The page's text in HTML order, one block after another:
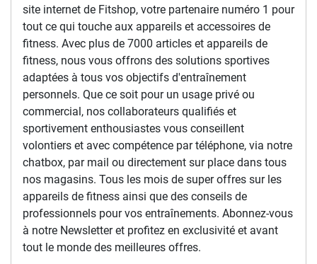
site internet de Fitshop, votre partenaire numéro 1 pour
tout ce qui touche aux appareils et accessoires de
fitness. Avec plus de 7000 articles et appareils de
fitness, nous vous offrons des solutions sportives
adaptées à tous vos objectifs d'entraînement
personnels. Que ce soit pour un usage privé ou
commercial, nos collaborateurs qualifiés et
sportivement enthousiastes vous conseillent
volontiers et avec compétence par téléphone, via notre
chatbox, par mail ou directement sur place dans tous
nos magasins. Tous les mois de super offres sur les
appareils de fitness ainsi que des conseils de
professionnels pour vos entraînements. Abonnez-vous
à notre Newsletter et profitez en exclusivité et avant
tout le monde des meilleures offres.